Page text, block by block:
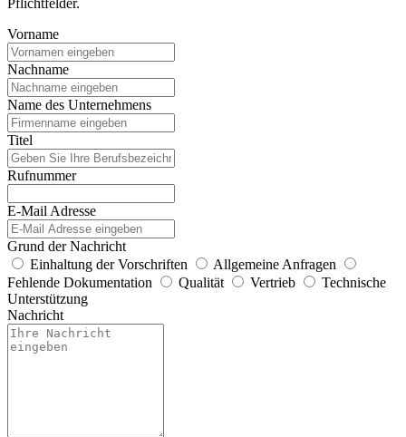
Pflichtfelder.
Vorname
Nachname
Name des Unternehmens
Titel
Rufnummer
E-Mail Adresse
Grund der Nachricht
Einhaltung der Vorschriften
Allgemeine Anfragen
Fehlende Dokumentation
Qualität Vertrieb
Technische
Unterstützung
Nachricht